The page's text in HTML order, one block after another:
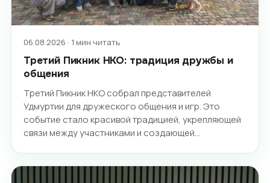
06.08.2026 · 1 мин читать
Третий Пикник НКО: традиция дружбы и
общения
Третий Пикник НКО собрал представителей
Удмуртии для дружеского общения и игр. Это
событие стало красивой традицией, укрепляющей
связи между участниками и создающей…